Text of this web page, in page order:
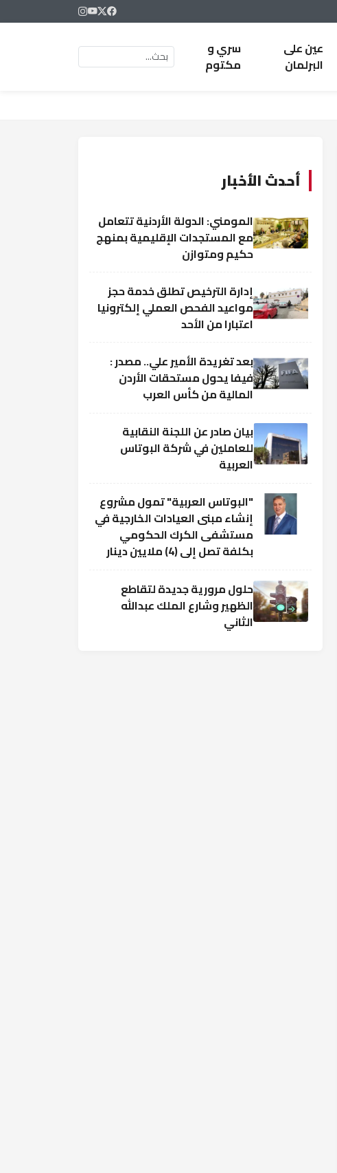
عين على
البرلمان
سري و
مكتوم
أحدث الأخبار
المومني: الدولة الأردنية تتعامل
مع المستجدات الإقليمية بمنهج
حكيم ومتوازن
إدارة الترخيص تطلق خدمة حجز
مواعيد الفحص العملي إلكترونيا
اعتبارا من الأحد
بعد تغريدة الأمير علي.. مصدر :
فيفا يحول مستحقات الأردن
المالية من كأس العرب
بيان صادر عن اللجنة النقابية
للعاملين في شركة البوتاس
العربية
"البوتاس العربية" تمول مشروع
إنشاء مبنى العيادات الخارجية في
مستشفى الكرك الحكومي
بكلفة تصل إلى (4) ملايين دينار
حلول مرورية جديدة لتقاطع
الظهير وشارع الملك عبدالله
الثاني